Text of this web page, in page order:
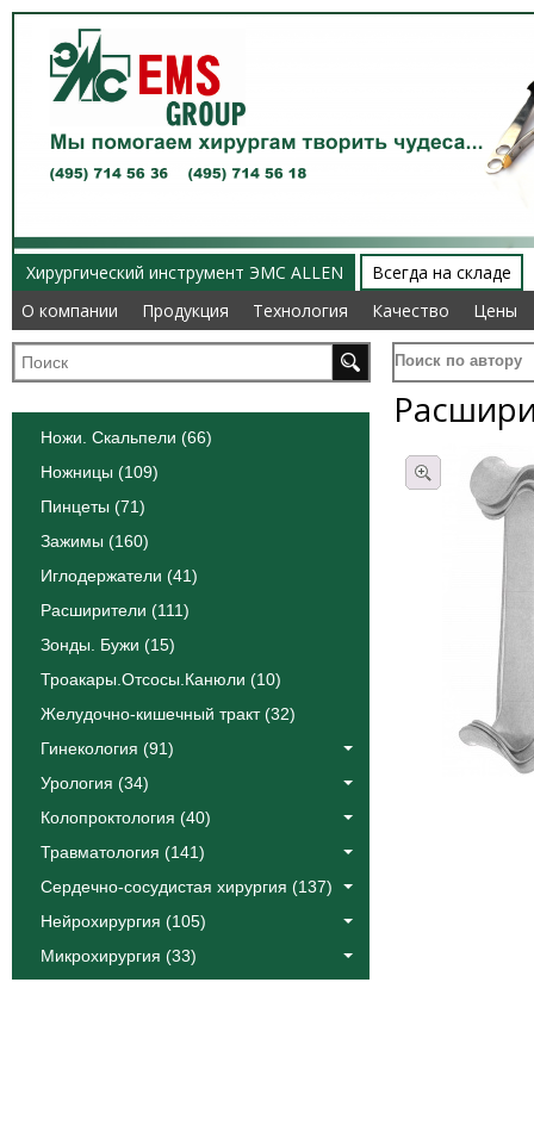
Хирургический инструмент ЭМС ALLEN
О компании
Продукция Технология Качество Цены
Всегда на складе
О компании
Продукция Технология Качество Цены
Поиск по автору
Ножи. Скальпели (66)
Ножницы (109)
Пинцеты (71)
Зажимы (160)
Иглодержатели (41)
Расширители (111)
Зонды. Бужи (15)
Троакары.Отсосы.Канюли (10)
Желудочно-кишечный тракт (32)
Гинекология (91)
Урология (34)
Колопроктология (40)
Травматология (141)
Сердечно-сосудистая хирургия (137)
Нейрохирургия (105)
Микрохирургия (33)